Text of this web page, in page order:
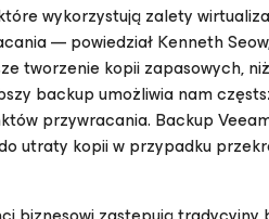
wykorzystują zalety
— powiedział Kenneth
tworzenie kopii zapasowych,
backup umożliwia nam
przywracania. Backup
utraty kopii w przypadku